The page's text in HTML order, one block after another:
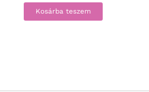
Kosárba teszem